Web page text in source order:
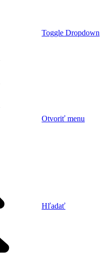
Toggle Dropdown
Otvoriť menu
Hľadať